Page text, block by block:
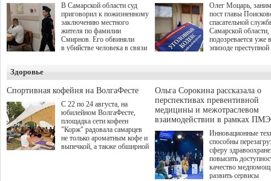
В Самарской области суд
приговорил к пожизненному
заключению местного
жителя по фамилии
Смирнов. Его обвиняли
в убийстве человека в связи
Олег Моцарь,
пост главы
спасательной
Самарской области,
подозревается уже
эпизоде преступной
а сам он
Здоровье
Спортивная кофейня на ВолгаФесте
С 22 по 24 августа, на
юбилейном ВолгаФесте,
площадка сети кофеен
"Корж" радовала самарцев
не только ароматным кофе и
выпечкой, а также обширной
Ольга Сорокина рассказала о
перспективах превентивной
медицины и межотраслевом
взаимодействии в рамках
Инновационные
способны
сферу
повысить
качество
развить сервисы